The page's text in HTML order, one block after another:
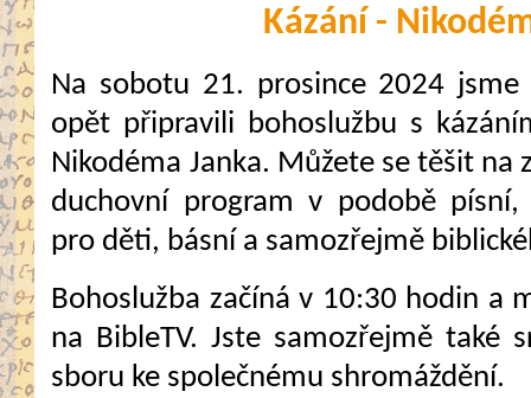
Kázání -
Na sobotu 21. prosince 2024 jsme
opět připravili bohoslužbu s
Nikodéma Janka. Můžete se těšit na
duchovní program v podobě písní,
pro děti, básní a samozřejmě
Bohoslužba začíná v 10:30 hodin a
na BibleTV. Jste samozřejmě také
sboru ke společnému shromáždění.